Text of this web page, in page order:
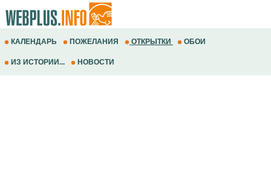
КАЛЕНДАРЬ ПОЖЕЛАНИЯ ОТКРЫТКИ ОБОИ
ИЗ ИСТОРИИ... НОВОСТИ